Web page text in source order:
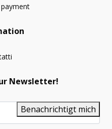
Newsletter!
Benachrichtigt mich